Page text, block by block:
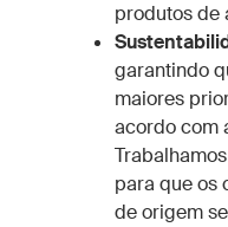
produtos de
garantindo
maiores
acordo com
para que os
de origem